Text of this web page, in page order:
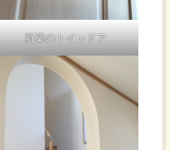
新築のトイレドア